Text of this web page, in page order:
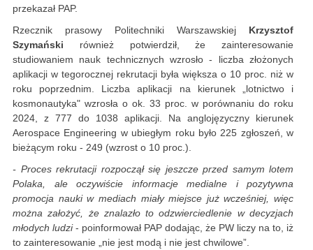
przekazał PAP.
Rzecznik prasowy Politechniki Warszawskiej Krzysztof
Szymański również potwierdził, że zainteresowanie
studiowaniem nauk technicznych wzrosło - liczba złożonych
aplikacji w tegorocznej rekrutacji była większa o 10 proc. niż w
roku poprzednim. Liczba aplikacji na kierunek „lotnictwo i
kosmonautyka" wzrosła o ok. 33 proc. w porównaniu do roku
2024, z 777 do 1038 aplikacji. Na anglojęzyczny kierunek
Aerospace Engineering w ubiegłym roku było 225 zgłoszeń, w
bieżącym roku - 249 (wzrost o 10 proc.).
- Proces rekrutacji rozpoczął się jeszcze przed samym lotem
Polaka, ale oczywiście informacje medialne i pozytywna
promocja nauki w mediach miały miejsce już wcześniej, więc
można założyć, że znalazło to odzwierciedlenie w decyzjach
młodych ludzi- poinformował PAP dodając, że PW liczy na to, iż
to zainteresowanie „nie jest modą i nie jest chwilowe”.